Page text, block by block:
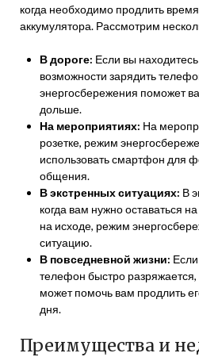
когда необходимо продлить
аккумулятора. Рассмотрим
В дороге: Если вы
возможности зарядить
энергосбережения поможет
дольше.
На мероприятиях: На
розетке, режим
использовать смартфон для
общения.
В экстренных ситуациях: В
когда вам нужно оставаться
на исходе, режим
ситуацию.
В повседневной жизни:
телефон быстро
может помочь вам продлить
дня.
Преимущества и